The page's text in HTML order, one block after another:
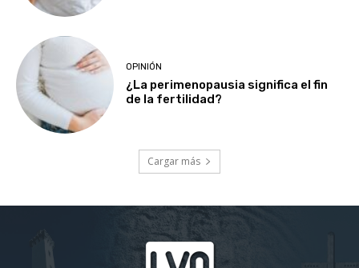
OPINIÓN
¿La perimenopausia significa el fin
de la fertilidad?
Cargar más